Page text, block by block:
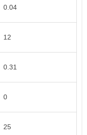
0.04
12
0.31
0
25